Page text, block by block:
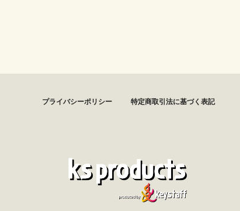
プライバシーポリシー 特定商取引法に基づく表記